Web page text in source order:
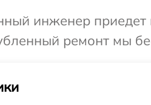
инженер приедет
ремонт мы